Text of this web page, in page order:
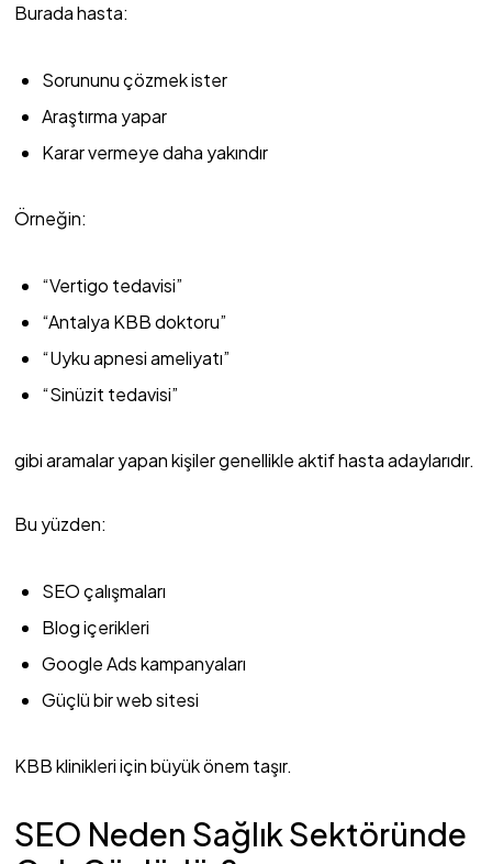
Burada hasta:
Sorununu çözmek ister
Araştırma yapar
Karar vermeye daha yakındır
Örneğin:
“Vertigo tedavisi”
“Antalya KBB doktoru”
“Uyku apnesi ameliyatı”
“Sinüzit tedavisi”
gibi aramalar yapan kişiler genellikle aktif hasta adaylarıdır.
Bu yüzden:
SEO çalışmaları
Blog içerikleri
Google Ads kampanyaları
Güçlü bir web sitesi
KBB klinikleri için büyük önem taşır.
SEO Neden Sağlık Sektöründe